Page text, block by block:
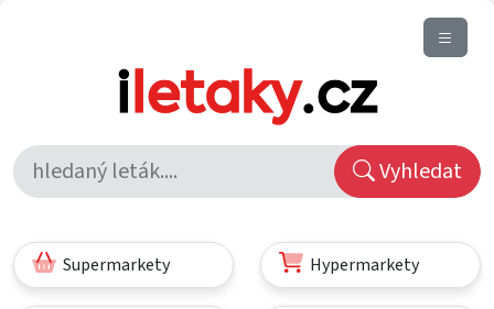
Vyhledat
Supermarkety Hypermarkety